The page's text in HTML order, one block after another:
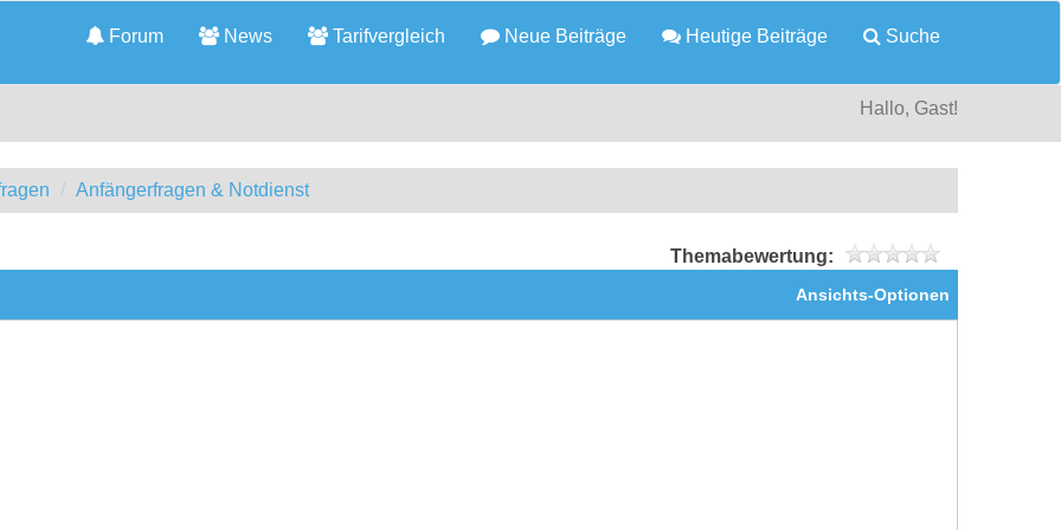
Forum News Tarifvergleich Neue Beiträge Heutige Beiträge Suche
Hallo, Gast!
Anfängerfragen & Notdienst
Themabewertung:
Ansichts-Optionen